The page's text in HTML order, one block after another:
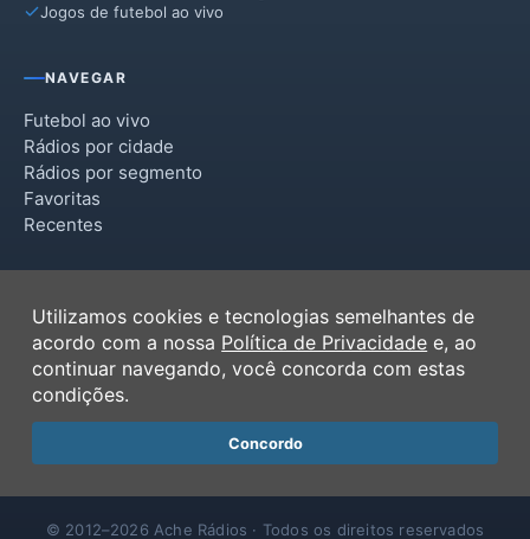
Jogos de futebol ao vivo
NAVEGAR
Futebol ao vivo
Rádios por cidade
Rádios por segmento
Favoritas
Recentes
Termos de Uso
Política de Privacidade
Ferramentas
Contato
© 2012–2026 Ache Rádios · Todos os direitos reservados
Utilizamos cookies e tecnologias semelhantes de
acordo com a nossa Política de Privacidade e, ao
continuar navegando, você concorda com estas
condições.
Concordo